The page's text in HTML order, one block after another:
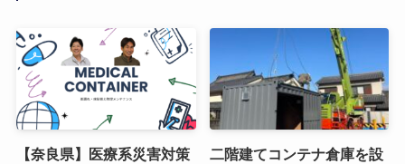
【奈良県】医療系災害対策
二階建てコンテナ倉庫を設